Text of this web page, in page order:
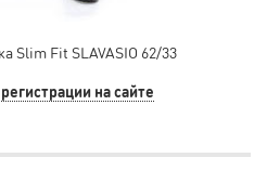
Slim Fit SLAVASIO 62/33
регистрации на сайте